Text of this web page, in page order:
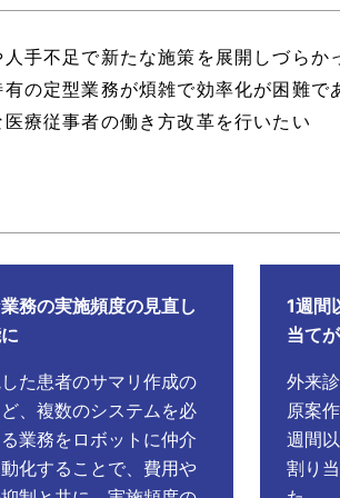
手不足で新たな施策を展開しづらか
の定型業務が煩雑で効率化が困難で
医療従事者の働き方改革を行いたい
務の実施頻度の見直し
た患者のサマリ作成の
、複数のシステムを必
業務をロボットに仲介
化することで、費用や
1週間
当て
外来
原案
週間
割り